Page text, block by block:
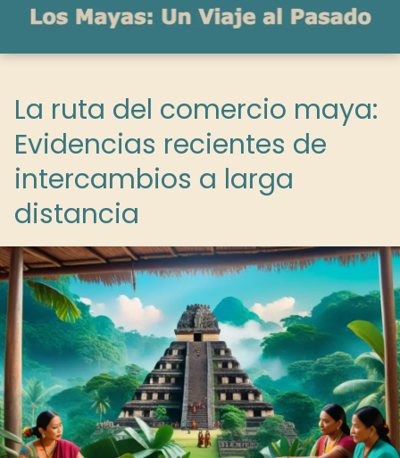
La ruta del comercio maya:
Evidencias recientes de
intercambios a larga
distancia